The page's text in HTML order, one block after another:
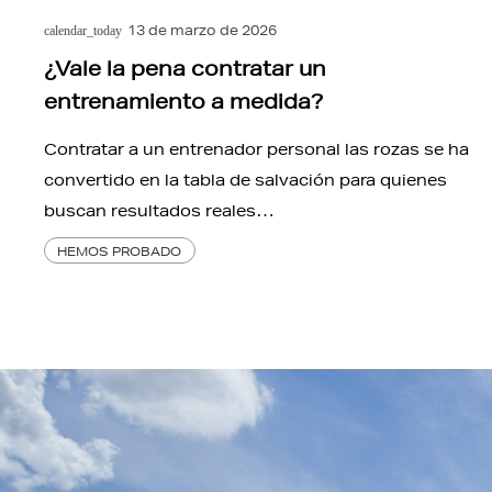
calendar_today 13 de marzo de 2026
¿Vale la pena contratar un
entrenamiento a medida?
Contratar a un entrenador personal las rozas se ha
convertido en la tabla de salvación para quienes
buscan resultados reales…
HEMOS PROBADO